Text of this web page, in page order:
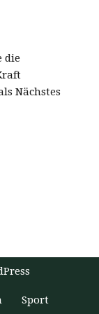
die
Nächstes
Sport